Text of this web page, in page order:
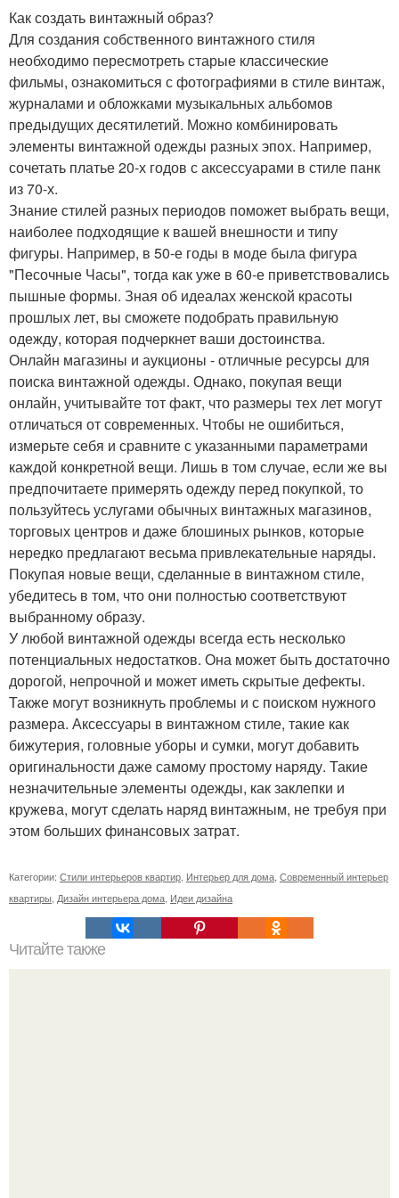
Как создать винтажный образ?
Для создания собственного винтажного стиля
необходимо пересмотреть старые классические
фильмы, ознакомиться с фотографиями в стиле винтаж,
журналами и обложками музыкальных альбомов
предыдущих десятилетий. Можно комбинировать
элементы винтажной одежды разных эпох. Например,
сочетать платье 20-х годов с аксессуарами в стиле панк
из 70-х.
Знание стилей разных периодов поможет выбрать вещи,
наиболее подходящие к вашей внешности и типу
фигуры. Например, в 50-е годы в моде была фигура
"Песочные Часы", тогда как уже в 60-е приветствовались
пышные формы. Зная об идеалах женской красоты
прошлых лет, вы сможете подобрать правильную
одежду, которая подчеркнет ваши достоинства.
Онлайн магазины и аукционы - отличные ресурсы для
поиска винтажной одежды. Однако, покупая вещи
онлайн, учитывайте тот факт, что размеры тех лет могут
отличаться от современных. Чтобы не ошибиться,
измерьте себя и сравните с указанными параметрами
каждой конкретной вещи. Лишь в том случае, если же вы
предпочитаете примерять одежду перед покупкой, то
пользуйтесь услугами обычных винтажных магазинов,
торговых центров и даже блошиных рынков, которые
нередко предлагают весьма привлекательные наряды.
Покупая новые вещи, сделанные в винтажном стиле,
убедитесь в том, что они полностью соответствуют
выбранному образу.
У любой винтажной одежды всегда есть несколько
потенциальных недостатков. Она может быть достаточно
дорогой, непрочной и может иметь скрытые дефекты.
Также могут возникнуть проблемы и с поиском нужного
размера. Аксессуары в винтажном стиле, такие как
бижутерия, головные уборы и сумки, могут добавить
оригинальности даже самому простому наряду. Такие
незначительные элементы одежды, как заклепки и
кружева, могут сделать наряд винтажным, не требуя при
этом больших финансовых затрат.
Категории: Стили интерьеров квартир, Интерьер для дома, Современный интерьер
квартиры, Дизайн интерьера дома, Идеи дизайна
Читайте также